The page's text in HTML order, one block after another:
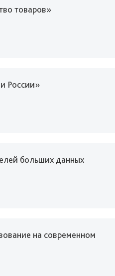
товаров»
России»
больших данных
на современном